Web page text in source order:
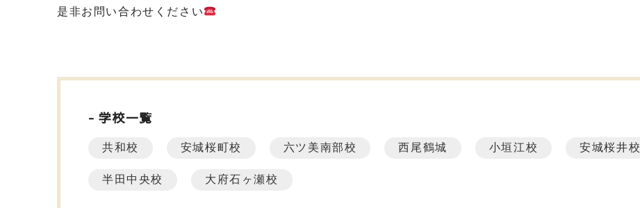
是非お問い合わせください
学校一覧
共和校 安城桜町校 六ツ美南部校 西尾鶴城 小垣江校 安城桜井校
半田中央校 大府石ヶ瀬校